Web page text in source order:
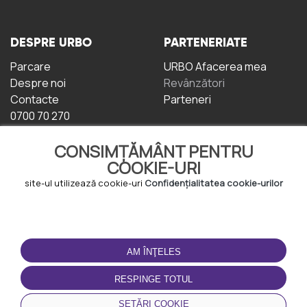
CONSIMȚĂMÂNT PENTRU
COOKIE-URI
site-ul utilizează cookie-uri Confidențialitatea cookie-urilor
AM ÎNŢELES
RESPINGE TOTUL
SETĂRI COOKIE
DESPRE URBO
Parcare
Despre noi
Contacte
0700 70 270
PARTENERIATE
URBO Afacerea mea
Revânzători
Parteneri
TERMENI DE UTILIZARE
Termeni și condiții
Politica de
Confidențialitate
Politica de cookie-uri
DESCĂRCAȚI
APLICAȚIA